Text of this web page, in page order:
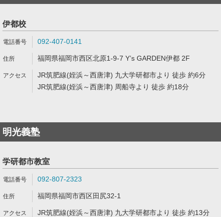
伊都校
092-407-0141
福岡県福岡市西区北原1-9-7 Y’s GARDEN伊都 2F
JR筑肥線(姪浜～西唐津) 九大学研都市より 徒歩 約6分
JR筑肥線(姪浜～西唐津) 周船寺より 徒歩 約18分
明光義塾
学研都市教室
092-807-2323
福岡県福岡市西区田尻32-1
JR筑肥線(姪浜～西唐津) 九大学研都市より 徒歩 約13分